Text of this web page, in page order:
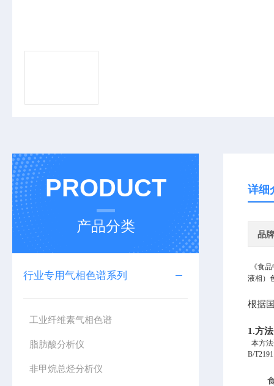
PRODUCT
产品分类
行业专用气相色谱系列
工业纤维素气相色谱
脂肪酸分析仪
非甲烷总烃分析仪
详细
品牌
《食
液相）
根据
1.方
本方
B/